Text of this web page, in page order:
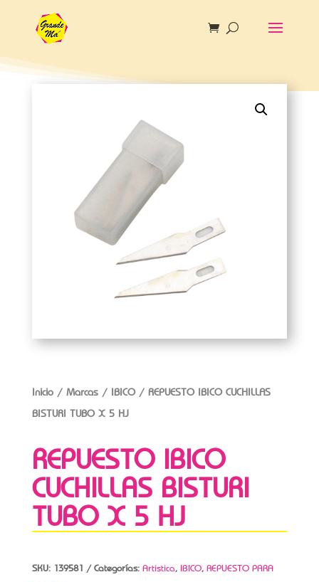
Inicio/ Marcas/ IBICO/ REPUESTO IBICO CUCHILLAS
BISTURI TUBO X 5 HJ
REPUESTO IBICO
CUCHILLAS BISTURI
TUBO X 5 HJ
SKU: 139581 Categorías: Artistica, IBICO, REPUESTO PARA